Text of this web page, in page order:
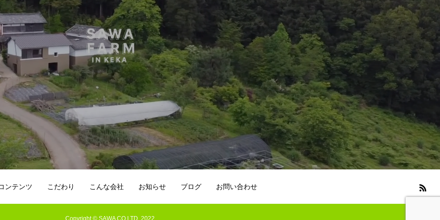
ンテンツ こだわり こんな会社 お知らせ ブログ お問い合わせ
Copyright © SAWA CO.LTD. 2022